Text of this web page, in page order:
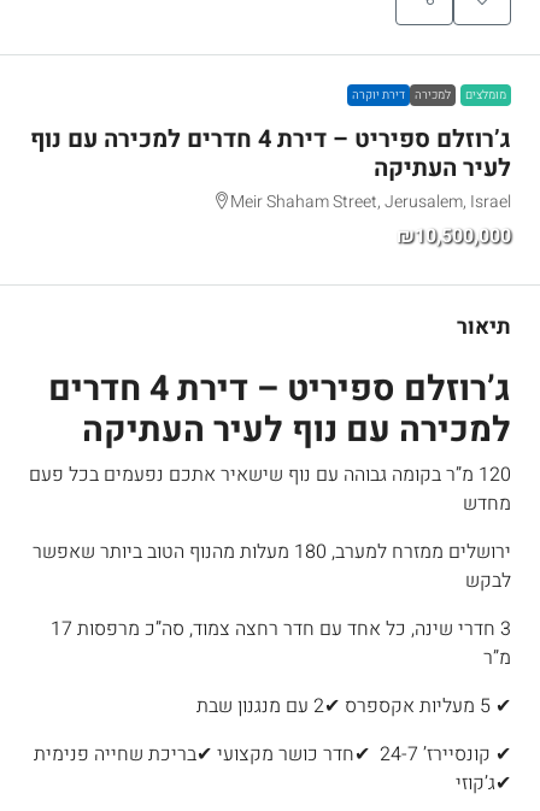
מומלצים למכירה דירת יוקרה
ג’רוזלם ספיריט – דירת 4 חדרים למכירה עם נוף
לעיר העתיקה
Meir Shaham Street, Jerusalem, Israel
₪10,500,000
תיאור
ג’רוזלם ספיריט – דירת 4 חדרים
למכירה עם נוף לעיר העתיקה
120 מ”ר בקומה גבוהה עם נוף שישאיר אתכם נפעמים בכל פעם
מחדש
ירושלים ממזרח למערב, 180 מעלות מהנוף הטוב ביותר שאפשר
לבקש
3 חדרי שינה, כל אחד עם חדר רחצה צמוד, סה”כ מרפסות 17
מ”ר
✔ 5 מעליות אקספרס ✔2 עם מנגנון שבת
✔ קונסיירז’ 24-7 ✔חדר כושר מקצועי ✔בריכת שחייה פנימית
✔ג’קוזי